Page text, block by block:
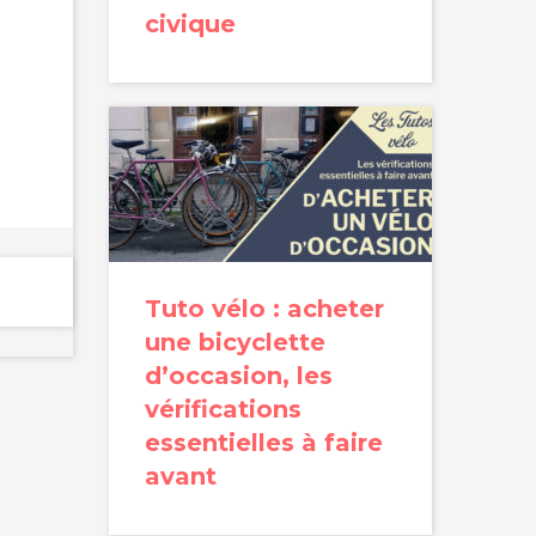
civique
Tuto vélo : acheter
une bicyclette
d’occasion, les
vérifications
essentielles à faire
avant